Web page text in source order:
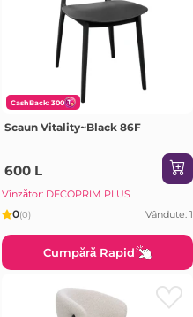
CashBack: 300
Scaun Vitality~Black 86F
600 L
Vînzător: DECOPRIM PLUS
0(0) Vândute: 1
Cumpără Rapid